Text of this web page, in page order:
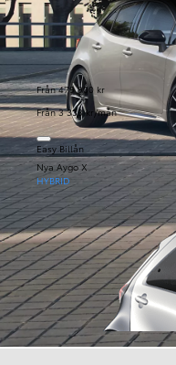
Från 479 900 kr
Från 3 333 kr/mån
Easy Billån
Nya Aygo X
HYBRID